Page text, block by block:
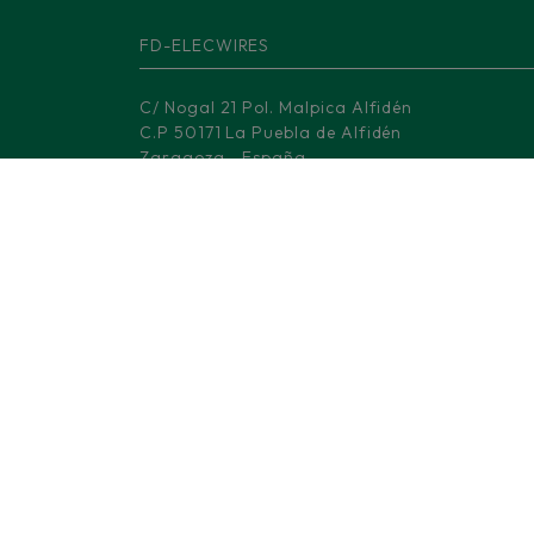
FD-ELECWIRES
C/ Nogal 21 Pol. Malpica Alfidén
C.P 50171 La Puebla de Alfidén
Zaragoza - España